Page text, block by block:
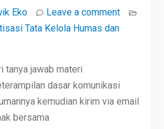
Eko
Leave a comment
Tata Kelola Humas dan
tanya jawab materi
dasar komunikasi
kemudian kirim via email
bersama